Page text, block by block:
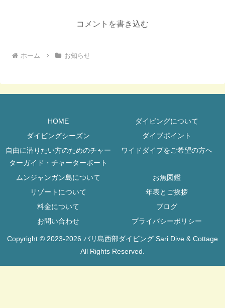
コメントを書き込む
ホーム お知らせ
HOME
ダイビングについて
ダイビングシーズン
ダイブポイント
自由に潜りたい方のためのチャー
ターガイド・チャーターボート
ワイドダイブをご希望の方へ
ムンジャンガン島について
お魚図鑑
リゾートについて
年表とご挨拶
料金について
ブログ
お問い合わせ
プライバシーポリシー
Copyright © 2023-2026 バリ島西部ダイビング Sari Dive & Cottage
All Rights Reserved.